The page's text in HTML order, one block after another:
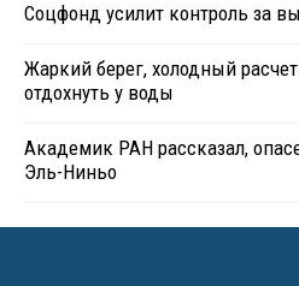
Соцфонд усилит контроль за
Жаркий берег, холодный
отдохнуть у воды
Академик РАН рассказал,
Эль-Ниньо